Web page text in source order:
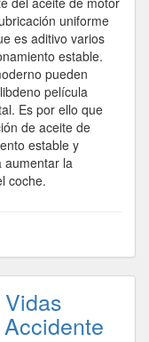
uniforme
es aditivo varios
estable.
pueden
película
Es por ello que
de aceite de
estable y
aumentar la
coche.